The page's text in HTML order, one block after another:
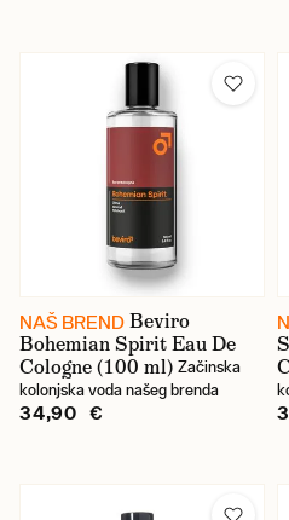
Geo. F. Trumper
Morgan's
Taylor of Old Bond Street
Truefitt & Hill
NAŠ BREND Beviro
Bohemian Spirit Eau De
Cologne (100 ml) Začinska
kolonjska voda našeg brenda
34,90 €